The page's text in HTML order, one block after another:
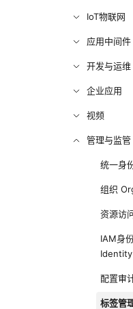
IoT物联网
应用中间件
开发与运维
企业应用
视频
管理与监管
统一身
组织
资源访
IAM身
配置审
标签管